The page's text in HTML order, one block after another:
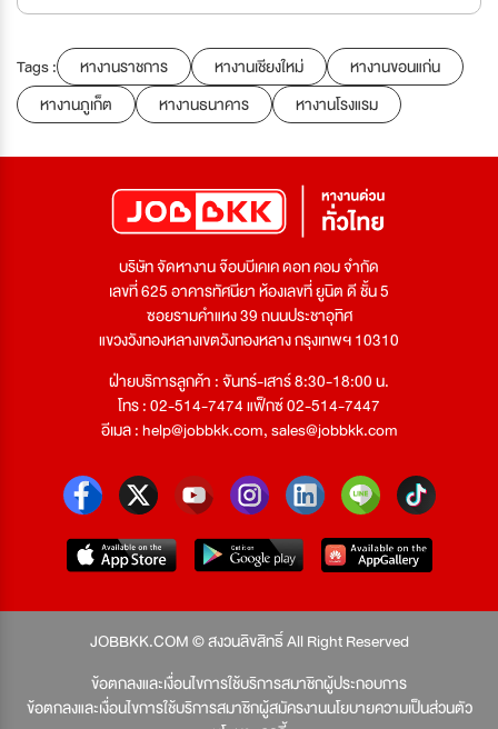
Tags : หางานราชการ หางานเชียงใหม่
หางานขอนแก่น
หางานภูเก็ต
หางานธนาคาร หางานโรงแรม
บริษัท จัดหางาน จ๊อบบีเคเค ดอท คอม จำกัด
เลขที่ 625 อาคารทัศนียา ห้องเลขที่ ยูนิต ดี ชั้น 5
ซอยรามคำแหง 39 ถนนประชาอุทิศ
แขวงวังทองหลางเขตวังทองหลาง กรุงเทพฯ 10310
ฝ่ายบริการลูกค้า : จันทร์-เสาร์ 8:30-18:00 น.
โทร : 02-514-7474 แฟ็กซ์ 02-514-7447
อีเมล :help@jobbkk.com,sales@jobbkk.com
JOBBKK.COM © สงวนลิขสิทธิ์ All Right Reserved
ข้อตกลงและเงื่อนไขการใช้บริการสมาชิกผู้ประกอบการ
ข้อตกลงและเงื่อนไขการใช้บริการสมาชิกผู้สมัครงานนโยบายความเป็นส่วนตัว